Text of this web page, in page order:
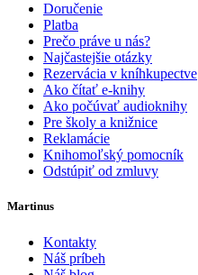
Doručenie
Platba
Prečo práve u nás?
Najčastejšie otázky
Rezervácia v kníhkupectve
Ako čítať e-knihy
Ako počúvať audioknihy
Pre školy a knižnice
Reklamácie
Knihomoľský pomocník
Odstúpiť od zmluvy
Martinus
Kontakty
Náš príbeh